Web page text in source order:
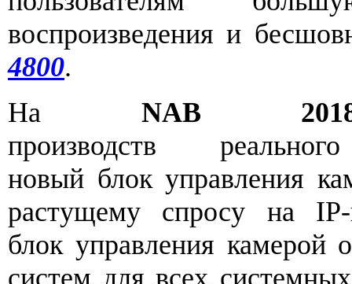
воспроизведения и
4800.
На NAB
производств
новый блок управления
растущему спросу на IP-
блок управления камерой